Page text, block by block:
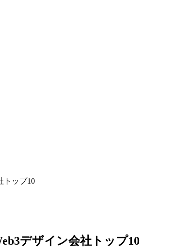
トップ10
デザイン会社トップ10